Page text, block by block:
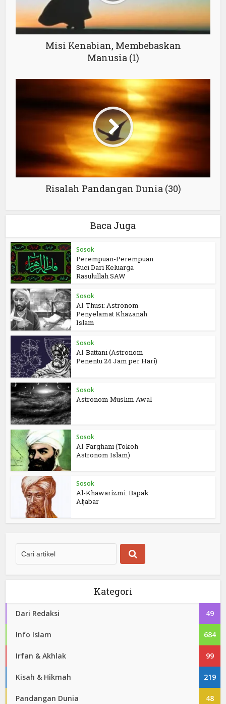
Misi Kenabian, Membebaskan
Manusia (1)
Risalah Pandangan Dunia (30)
Baca Juga
Sosok
Perempuan-Perempuan
Suci Dari Keluarga
Rasulullah SAW
Sosok
Al-Thusi: Astronom
Penyelamat Khazanah
Islam
Sosok
Al-Battani (Astronom
Penentu 24 Jam per Hari)
Sosok
Astronom Muslim Awal
Sosok
Al-Farghani (Tokoh
Astronom Islam)
Sosok
Al-Khawarizmi: Bapak
Aljabar
Kategori
Dari Redaksi 49
Info Islam 684
Irfan & Akhlak 99
Kisah & Hikmah 219
Pandangan Dunia 48